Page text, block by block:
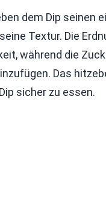
dem Dip seinen
Textur. Die
während die
Das
sicher zu essen.